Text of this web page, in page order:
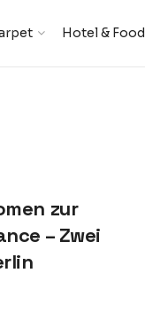
Hotel & Food
zur
– Zwei